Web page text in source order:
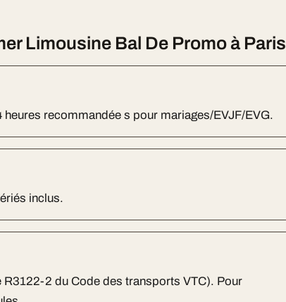
Limousine Bal De Promo à Paris
recommandée s pour mariages/EVJF/EVG.
inclus.
2 du Code des transports VTC). Pour